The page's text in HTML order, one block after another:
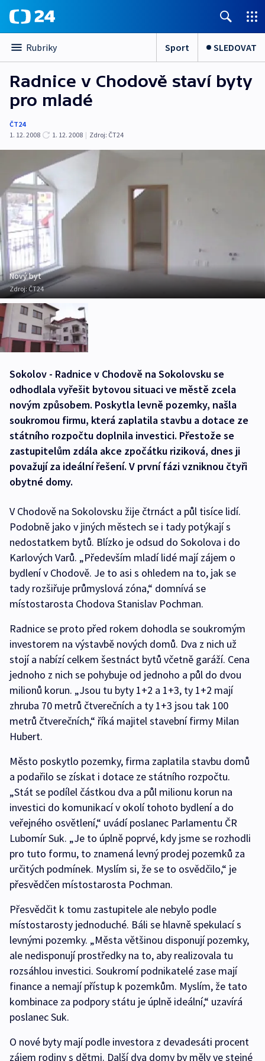
Rubriky Sport SLEDOVAT
Radnice v Chodově staví byty
pro mladé
ČT24
1. 12. 2008
1. 12. 2008 | Zdroj: ČT24
Nový byt
Zdroj:ČT24
Sokolov - Radnice v Chodově na Sokolovsku se
odhodlala vyřešit bytovou situaci ve městě zcela
novým způsobem. Poskytla levně pozemky, našla
soukromou firmu, která zaplatila stavbu a dotace ze
státního rozpočtu doplnila investici. Přestože se
zastupitelům zdála akce zpočátku riziková, dnes ji
považují za ideální řešení. V první fázi vzniknou čtyři
obytné domy.
V Chodově na Sokolovsku žije čtrnáct a půl tisíce lidí.
Podobně jako v jiných městech se i tady potýkají s
nedostatkem bytů. Blízko je odsud do Sokolova i do
Karlových Varů. „Především mladí lidé mají zájem o
bydlení v Chodově. Je to asi s ohledem na to, jak se
tady rozšiřuje průmyslová zóna,“ domnívá se
místostarosta Chodova Stanislav Pochman.
Radnice se proto před rokem dohodla se soukromým
investorem na výstavbě nových domů. Dva z nich už
stojí a nabízí celkem šestnáct bytů včetně garáží. Cena
jednoho z nich se pohybuje od jednoho a půl do dvou
milionů korun. „Jsou tu byty 1+2 a 1+3, ty 1+2 mají
zhruba 70 metrů čtverečních a ty 1+3 jsou tak 100
metrů čtverečních,“ říká majitel stavební firmy Milan
Hubert.
Město poskytlo pozemky, firma zaplatila stavbu domů
a podařilo se získat i dotace ze státního rozpočtu.
„Stát se podílel částkou dva a půl milionu korun na
investici do komunikací v okolí tohoto bydlení a do
veřejného osvětlení,“ uvádí poslanec Parlamentu ČR
Lubomír Suk. „Je to úplně poprvé, kdy jsme se rozhodli
pro tuto formu, to znamená levný prodej pozemků za
určitých podmínek. Myslím si, že se to osvědčilo,“ je
přesvědčen místostarosta Pochman.
Přesvědčit k tomu zastupitele ale nebylo podle
místostarosty jednoduché. Báli se hlavně spekulací s
levnými pozemky. „Města většinou disponují pozemky,
ale nedisponují prostředky na to, aby realizovala tu
rozsáhlou investici. Soukromí podnikatelé zase mají
finance a nemají přístup k pozemkům. Myslím, že tato
kombinace za podpory státu je úplně ideální,“ uzavírá
poslanec Suk.
O nové byty mají podle investora z devadesáti procent
zájem rodiny s dětmi. Další dva domy by měly ve stejné